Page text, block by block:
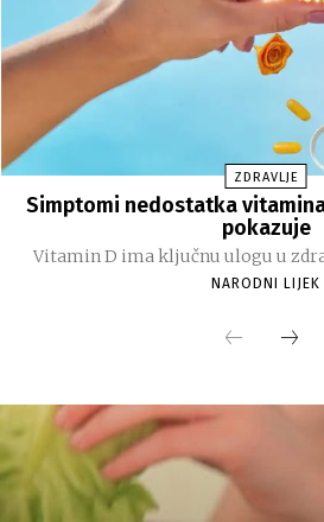
ZDRAVLJE
Simptomi nedostatka
pokazuje
Vitamin D ima ključnu ulogu u
NARODNI LIJEK